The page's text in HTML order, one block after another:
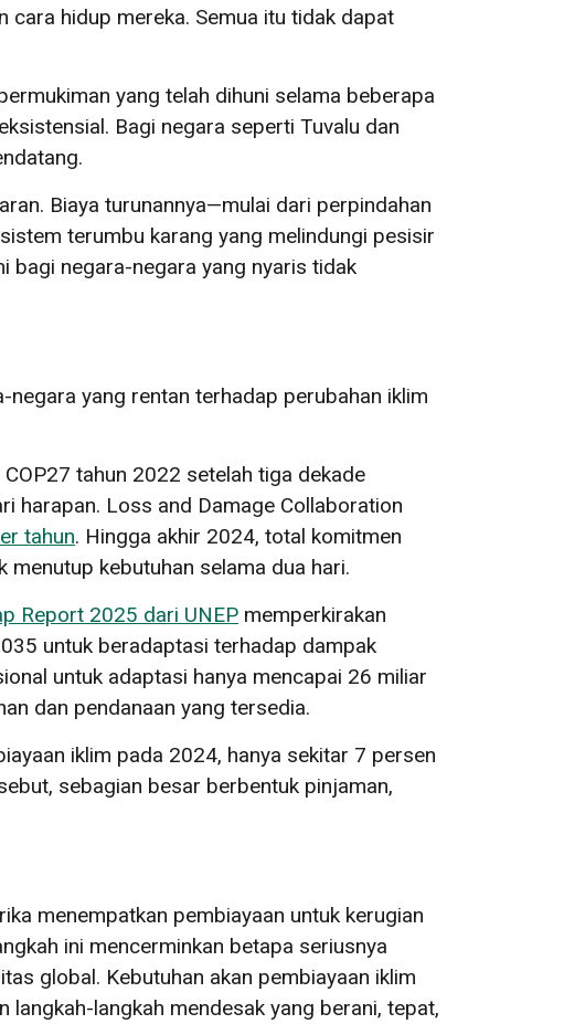
cara hidup mereka. Semua itu tidak dapat
yang telah dihuni selama beberapa
Bagi negara seperti Tuvalu dan
Biaya turunannya—mulai dari perpindahan
terumbu karang yang melindungi pesisir
bagi negara-negara yang nyaris tidak
negara yang rentan terhadap perubahan iklim
tahun 2022 setelah tiga dekade
harapan. Loss and Damage Collaboration
tahun. Hingga akhir 2024, total komitmen
kebutuhan selama dua hari.
Report 2025 dari UNEP memperkirakan
untuk beradaptasi terhadap dampak
untuk adaptasi hanya mencapai 26 miliar
dan pendanaan yang tersedia.
iklim pada 2024, hanya sekitar 7 persen
sebagian besar berbentuk pinjaman,
menempatkan pembiayaan untuk kerugian
ini mencerminkan betapa seriusnya
global. Kebutuhan akan pembiayaan iklim
langkah-langkah mendesak yang berani, tepat,